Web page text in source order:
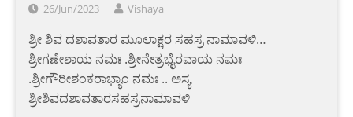
26/Jun/2023 Vishaya
ಶ್ರೀ ಶಿವ ದಶಾವತಾರ ಮೂಲಾಕ್ಷರ ಸಹಸ್ರ ನಾಮಾವಳಿ…
ಶ್ರೀಗಣೇಶಾಯ ನಮಃ .ಶ್ರೀನೇತ್ರಭೈರವಾಯ ನಮಃ
.ಶ್ರೀಗೌರೀಶಂಕರಾಭ್ಯಾಂ ನಮಃ .. ಅಸ್ಯ
ಶ್ರೀಶಿವದಶಾವತಾರಸಹಸ್ರನಾಮಾವಳಿ